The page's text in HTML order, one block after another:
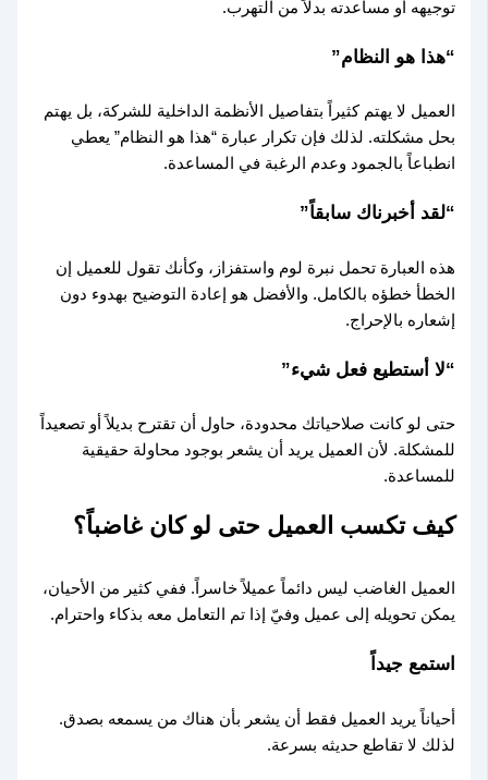
توجيهه أو مساعدته بدلاً من التهرب.
“هذا هو النظام”
العميل لا يهتم كثيراً بتفاصيل الأنظمة الداخلية للشركة، بل يهتم
بحل مشكلته. لذلك فإن تكرار عبارة “هذا هو النظام” يعطي
انطباعاً بالجمود وعدم الرغبة في المساعدة.
“لقد أخبرناك سابقاً”
هذه العبارة تحمل نبرة لوم واستفزاز، وكأنك تقول للعميل إن
الخطأ خطؤه بالكامل. والأفضل هو إعادة التوضيح بهدوء دون
إشعاره بالإحراج.
“لا أستطيع فعل شيء”
حتى لو كانت صلاحياتك محدودة، حاول أن تقترح بديلاً أو تصعيداً
للمشكلة. لأن العميل يريد أن يشعر بوجود محاولة حقيقية
للمساعدة.
كيف تكسب العميل حتى لو كان غاضباً؟
العميل الغاضب ليس دائماً عميلاً خاسراً. ففي كثير من الأحيان،
يمكن تحويله إلى عميل وفيّ إذا تم التعامل معه بذكاء واحترام.
استمع جيداً
أحياناً يريد العميل فقط أن يشعر بأن هناك من يسمعه بصدق.
لذلك لا تقاطع حديثه بسرعة.